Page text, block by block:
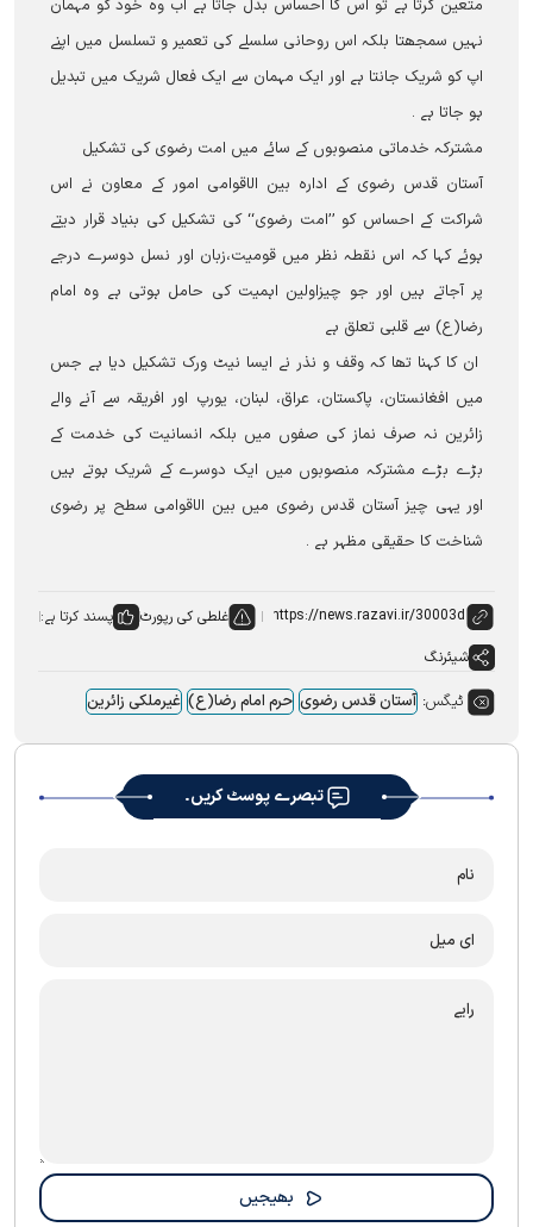
متعین کرتا ہے تو اس کا احساس بدل جاتا ہے اب وہ خود کو مہمان
نہیں سمجھتا بلکہ اس روحانی سلسلے کی تعمیر و تسلسل میں اپنے
اپ کو شریک جانتا ہے اور ایک مہمان سے ایک فعال شریک میں تبدیل
ہو جاتا ہے ۔
مشترکہ خدماتی منصوبوں کے سائے میں امت رضوی کی تشکیل
آستان قدس رضوی کے ادارہ بین الاقوامی امور کے معاون نے اس
شراکت کے احساس کو ’’امت رضوی‘‘ کی تشکیل کی بنیاد قرار دیتے
ہوئے کہا کہ اس نقطہ نظر میں قومیت،زبان اور نسل دوسرے درجے
پر آجاتے ہیں اور جو چیزاولین اہمیت کی حامل ہوتی ہے وہ امام
رضا(ع) سے قلبی تعلق ہے
ان کا کہنا تھا کہ وقف و نذر نے ایسا نیٹ ورک تشکیل دیا ہے جس
میں افغانستان، پاکستان، عراق، لبنان، یورپ اور افریقہ سے آنے والے
زائرین نہ صرف نماز کی صفوں میں بلکہ انسانیت کی خدمت کے
بڑے بڑے مشترکہ منصوبوں میں ایک دوسرے کے شریک ہوتے ہیں
اور یہی چیز آستان قدس رضوی میں بین الاقوامی سطح پر رضوی
شناخت کا حقیقی مظہر ہے ۔
غلطی کی رپورٹ
پسند کرتا ہے:
شیئرنگ
ٹیگس: آستان قدس رضوی حرم امام رضا(ع) غیرملکی زائرین
تبصرے پوسٹ کریں۔